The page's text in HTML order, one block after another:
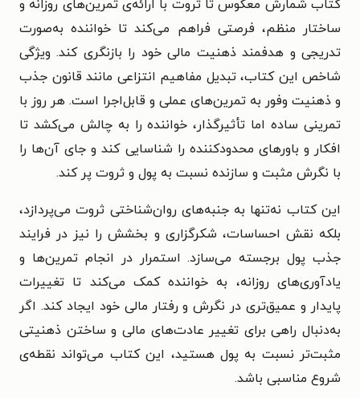
کتاب شمارش معکوس تا ثروت با ارائه‌ی تمرین‌های روزانه و
ساختار منظم، فرصتی فراهم می‌کند تا خواننده به‌صورت
تدریجی و هدفمند ذهنیت مالی خود را بازنگری کند. ویژگی
شاخص این کتاب، تبدیل مفاهیم انتزاعی مانند قانون جذب
و ذهنیت وفور به تمرین‌های عملی و قابل‌اجرا است. هر روز با
تمرینی ساده اما تأثیرگذار، خواننده را به چالش می‌کشد تا
افکار و باورهای محدودکننده را شناسایی کند و جای آن‌ها را
با نگرش مثبت و سازنده نسبت به پول و ثروت پر کند.
این کتاب نه‌تنها به جنبه‌های روان‌شناختی ثروت می‌پردازد،
بلکه نقش احساسات، شکرگزاری و بخشش را نیز در فرایند
جذب پول برجسته می‌سازد. استمرار در انجام تمرین‌ها و
یادآوری‌های روزانه، به خواننده کمک می‌کند تا تغییرات
پایدار و عمیق‌تری در نگرش و رفتار مالی خود ایجاد کند. اگر
به‌دنبال راهی برای تغییر عادت‌های مالی و ساختن ذهنیتی
مثبت‌تر نسبت به پول هستید، این کتاب می‌تواند نقطه‌ی
شروع مناسبی باشد.